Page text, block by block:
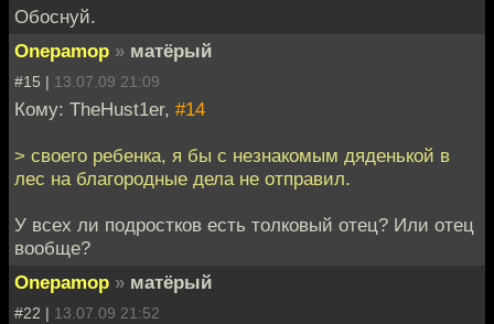
Обоснуй.
Onepamop » матёрый
#15 | 13.07.09 21:09
Кому: TheHust1er, #14
> своего ребенка, я бы с незнакомым дяденькой в
лес на благородные дела не отправил.
У всех ли подростков есть толковый отец? Или отец
вообще?
Onepamop » матёрый
#22 | 13.07.09 21:52